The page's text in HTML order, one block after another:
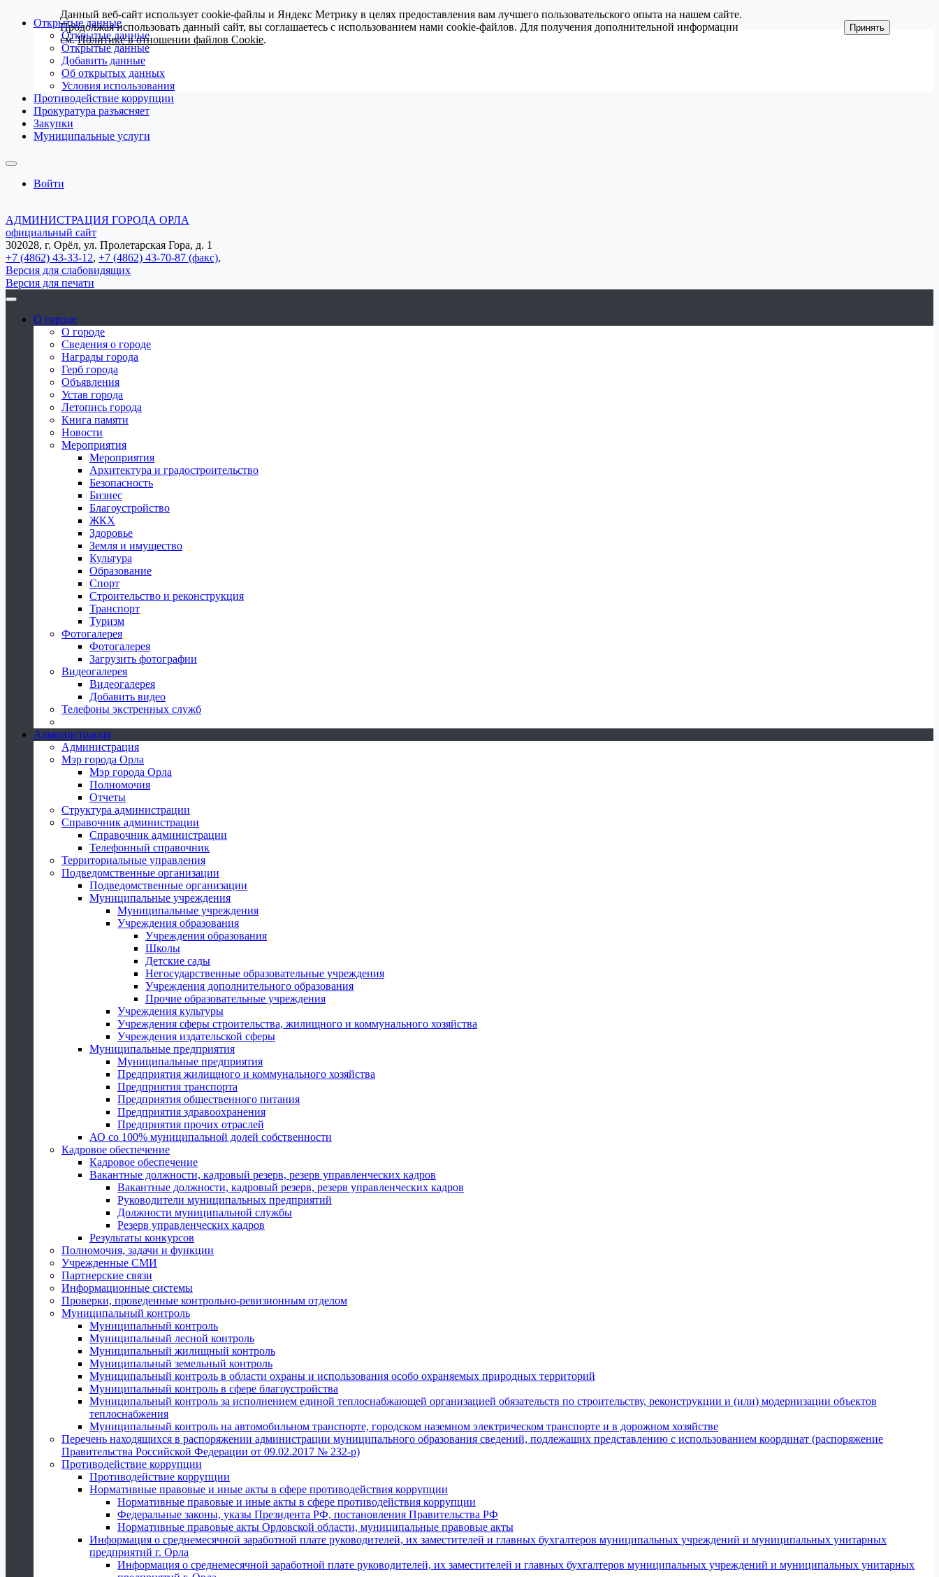
Открытые данные
Открытые данные
Открытые данные
Добавить данные
Об открытых данных
Условия использования
Противодействие коррупции
Прокуратура разъясняет
Закупки
Муниципальные услуги
Войти
АДМИНИСТРАЦИЯ ГОРОДА ОРЛА
официальный сайт
302028, г. Орёл, ул. Пролетарская Гора, д. 1
+7 (4862) 43-33-12, +7 (4862) 43-70-87 (факс),
Версия для слабовидящих
Версия для печати
О городе
О городе
Сведения о городе
Награды города
Герб города
Объявления
Устав города
Летопись города
Книга памяти
Новости
Мероприятия
Мероприятия
Архитектура и градостроительство
Безопасность
Бизнес
Благоустройство
ЖКХ
Здоровье
Земля и имущество
Культура
Образование
Спорт
Строительство и реконструкция
Транспорт
Туризм
Фотогалерея
Фотогалерея
Загрузить фотографии
Видеогалерея
Видеогалерея
Добавить видео
Телефоны экстренных служб
Администрация
Администрация
Мэр города Орла
Мэр города Орла
Полномочия
Отчеты
Структура администрации
Справочник администрации
Справочник администрации
Телефонный справочник
Территориальные управления
Подведомственные организации
Подведомственные организации
Муниципальные учреждения
Муниципальные учреждения
Учреждения образования
Учреждения образования
Школы
Детские сады
Негосударственные образовательные учреждения
Учреждения дополнительного образования
Прочие образовательные учреждения
Учреждения культуры
Учреждения сферы строительства, жилищного и коммунального хозяйства
Учреждения издательской сферы
Муниципальные предприятия
Муниципальные предприятия
Предприятия жилищного и коммунального хозяйства
Предприятия транспорта
Предприятия общественного питания
Предприятия здравоохранения
Предприятия прочих отраслей
АО со 100% муниципальной долей собственности
Кадровое обеспечение
Кадровое обеспечение
Вакантные должности, кадровый резерв, резерв управленческих кадров
Вакантные должности, кадровый резерв, резерв управленческих кадров
Руководители муниципальных предприятий
Должности муниципальной службы
Резерв управленческих кадров
Результаты конкурсов
Полномочия, задачи и функции
Учрежденные СМИ
Партнерские связи
Информационные системы
Проверки, проведенные контрольно-ревизионным отделом
Муниципальный контроль
Муниципальный контроль
Муниципальный лесной контроль
Муниципальный жилищный контроль
Муниципальный земельный контроль
Муниципальный контроль в области охраны и использования особо охраняемых природных территорий
Муниципальный контроль в сфере благоустройства
Муниципальный контроль за исполнением единой теплоснабжающей организацией обязательств по строительству, реконструкции и (или) модернизации объектов
теплоснабжения
Муниципальный контроль на автомобильном транспорте, городском наземном электрическом транспорте и в дорожном хозяйстве
Перечень находящихся в распоряжении администрации муниципального образования сведений, подлежащих представлению с использованием координат (распоряжение
Правительства Российской Федерации от 09.02.2017 № 232-р)
Противодействие коррупции
Противодействие коррупции
Нормативные правовые и иные акты в сфере противодействия коррупции
Нормативные правовые и иные акты в сфере противодействия коррупции
Федеральные законы, указы Президента РФ, постановления Правительства РФ
Нормативные правовые акты Орловской области, муниципальные правовые акты
Информация о среднемесячной заработной плате руководителей, их заместителей и главных бухгалтеров муниципальных учреждений и муниципальных унитарных
предприятий г. Орла
Информация о среднемесячной заработной плате руководителей, их заместителей и главных бухгалтеров муниципальных учреждений и муниципальных унитарных
Данный веб-сайт использует cookie-файлы и Яндекс Метрику в целях предоставления вам лучшего пользовательского опыта на нашем сайте.
Продолжая использовать данный сайт, вы соглашаетесь с использованием нами cookie-файлов. Для получения дополнительной информации
см.Политике в отношении файлов Cookie.
Принять